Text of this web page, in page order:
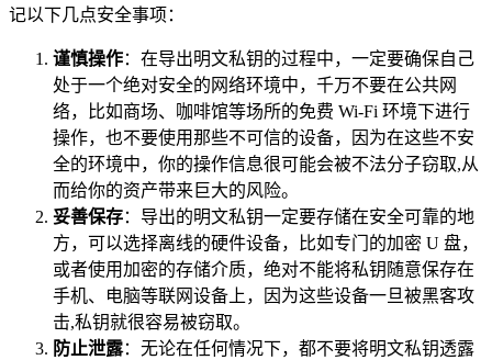
记以下几点安全事项：
谨慎操作：在导出明文私钥的过程中，一定要确保自己
处于一个绝对安全的网络环境中，千万不要在公共网
络，比如商场、咖啡馆等场所的免费 Wi-Fi 环境下进行
操作，也不要使用那些不可信的设备，因为在这些不安
全的环境中，你的操作信息很可能会被不法分子窃取,从
而给你的资产带来巨大的风险。
妥善保存：导出的明文私钥一定要存储在安全可靠的地
方，可以选择离线的硬件设备，比如专门的加密 U 盘，
或者使用加密的存储介质，绝对不能将私钥随意保存在
手机、电脑等联网设备上，因为这些设备一旦被黑客攻
击,私钥就很容易被窃取。
防止泄露：无论在任何情况下，都不要将明文私钥透露